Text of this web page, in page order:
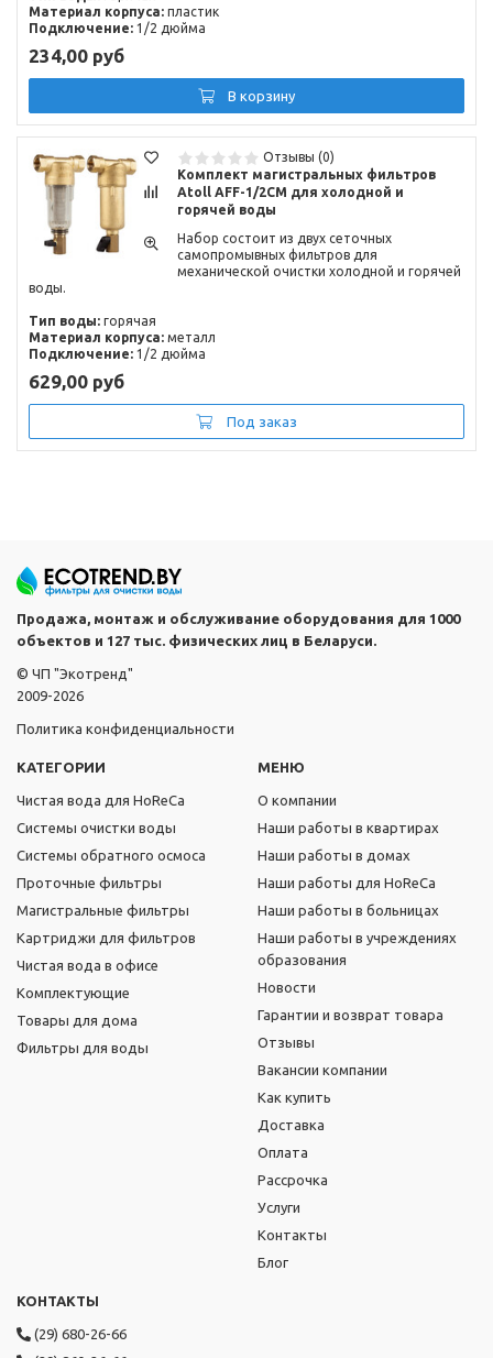
Материал корпуса: пластик
Подключение: 1/2 дюйма
234,00 руб
В корзину
Отзывы (0)
Комплект магистральных фильтров
Atoll AFF-1/2CM для холодной и
горячей воды
Набор состоит из двух сеточных
самопромывных фильтров для
механической очистки холодной и горячей
воды.
Тип воды: горячая
Материал корпуса: металл
Подключение: 1/2 дюйма
629,00 руб
Под заказ
Продажа, монтаж и обслуживание оборудования для 1000
объектов и 127 тыс. физических лиц в Беларуси.
© ЧП "Экотренд"
2009-2026
Политика конфиденциальности
КАТЕГОРИИ
Чистая вода для HoReCa
Системы очистки воды
Системы обратного осмоса
Проточные фильтры
Магистральные фильтры
Картриджи для фильтров
Чистая вода в офисе
Комплектующие
Товары для дома
Фильтры для воды
МЕНЮ
О компании
Наши работы в квартирах
Наши работы в домах
Наши работы для HoReCa
Наши работы в больницах
Наши работы в учреждениях
образования
Новости
Гарантии и возврат товара
Отзывы
Вакансии компании
Как купить
Доставка
Оплата
Рассрочка
Услуги
Контакты
Блог
КОНТАКТЫ
(29) 680-26-66